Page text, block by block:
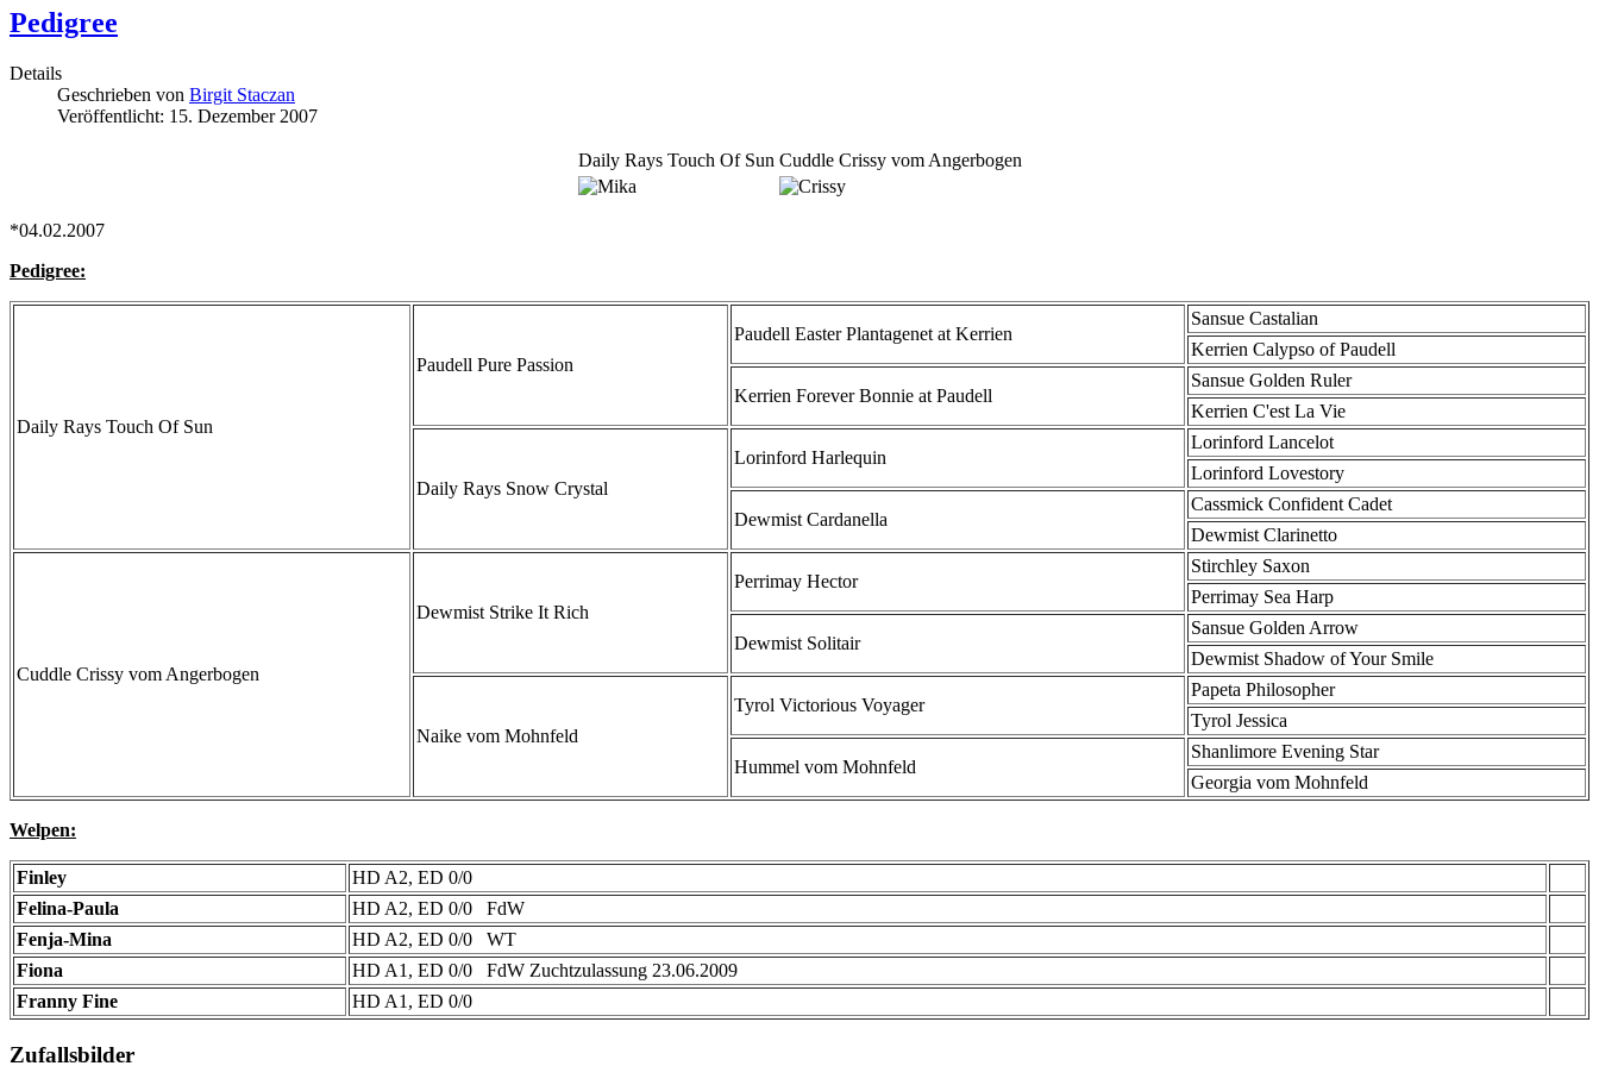
Pedigree
Details
Geschrieben von Birgit Staczan
Veröffentlicht: 15. Dezember 2007
Daily Rays Touch Of Sun Cuddle Crissy vom Angerbogen
*04.02.2007
Pedigree:
Daily Rays Touch Of Sun
Paudell Pure Passion
Paudell Easter Plantagenet at Kerrien
Sansue Castalian
Kerrien Calypso of Paudell
Kerrien Forever Bonnie at Paudell
Sansue Golden Ruler
Kerrien C'est La Vie
Daily Rays Snow Crystal
Lorinford Harlequin
Lorinford Lancelot
Lorinford Lovestory
Dewmist Cardanella
Cassmick Confident Cadet
Dewmist Clarinetto
Cuddle Crissy vom Angerbogen
Dewmist Strike It Rich
Perrimay Hector
Stirchley Saxon
Perrimay Sea Harp
Dewmist Solitair
Sansue Golden Arrow
Dewmist Shadow of Your Smile
Naike vom Mohnfeld
Tyrol Victorious Voyager
Papeta Philosopher
Tyrol Jessica
Hummel vom Mohnfeld
Shanlimore Evening Star
Georgia vom Mohnfeld
Welpen:
Finley
HD A2, ED 0/0
Felina-Paula
HD A2, ED 0/0 FdW
Fenja-Mina
HD A2, ED 0/0 WT
Fiona
HD A1, ED 0/0 FdW Zuchtzulassung 23.06.2009
Franny Fine
HD A1, ED 0/0
Zufallsbilder